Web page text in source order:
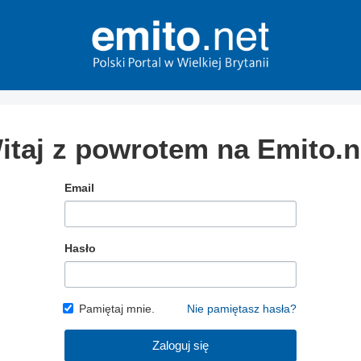
z powrotem na
Email
Hasło
Pamiętaj mnie. Nie pamiętasz hasła?
Zaloguj się